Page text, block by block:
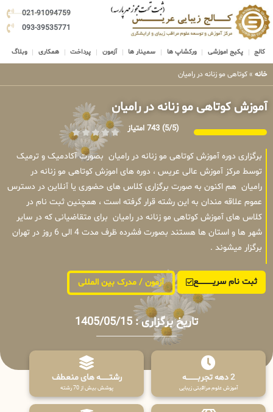
021-91094759
093-39535771
کالج پکیج اموزشی ورکشاپ ها سمینار ها آزمون پرداخت همکاری وبلاگ
خانه » کوتاهی مو زنانه در رامیان
آموزش کوتاهی مو زنانه در رامیان
(5/5) 743 امتیاز
برگزاری دوره آموزش کوتاهی مو زنانه در رامیان بصورت آکادمیک و ترمیک
توسط مرکز آموزش عالی عریس ، دوره های اموزش کوتاهی مو زنانه در
رامیان هم اکنون به صورت برگزاری کلاس های حضوری یا آنلاین در دسترس
عموم علاقه مندان به این رشته قرار گرفته است ، همچنین ثبت نام در
کلاس های آموزش کوتاهی مو زنانه در رامیان برای متقاضیانی که در سایر
شهر ها و استان ها هستند بصورت فشرده ظرف مدت 4 الی 6 روز در تهران
برگزار میشوند .
ثبت نام سریــــــــــــع آزمون / مدرک بین المللی
تاریخ برگزاری : 1405/05/15
2 دهه تجربـــــــــه
آموزش علوم مراقبتی زیبایی
رشتـــــــه های منعطف
پوشش بیش از 70 رشته